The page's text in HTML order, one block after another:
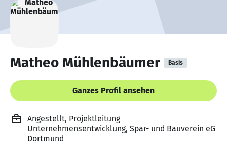
Matheo Mühlenbäumer Basis
Ganzes Profil ansehen
Angestellt, Projektleitung
Unternehmensentwicklung, Spar- und Bauverein eG
Dortmund